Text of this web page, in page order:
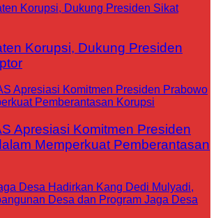
Korupsi, Dukung Presiden
Apresiasi Komitmen Presiden
Memperkuat Pemberantasan